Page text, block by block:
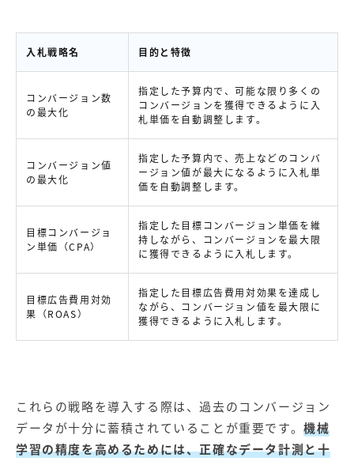
入札戦略名 目的と特徴
コンバージョン数
の最大化
指定した予算内で、可能な限り多くの
コンバージョンを獲得できるように入
札単価を自動調整します。
コンバージョン値
の最大化
指定した予算内で、売上などのコンバ
ージョン値が最大になるように入札単
価を自動調整します。
目標コンバージョ
ン単価（CPA）
指定した目標コンバージョン単価を維
持しながら、コンバージョンを最大限
に獲得できるように入札します。
目標広告費用対効
果（ROAS）
指定した目標広告費用対効果を達成し
ながら、コンバージョン値を最大限に
獲得できるように入札します。
これらの戦略を導入する際は、過去のコンバージョン
データが十分に蓄積されていることが重要です。機械
学習の精度を高めるためには、正確なデータ計測と十